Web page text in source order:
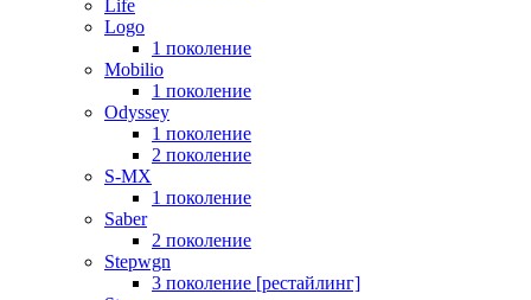
Life
Logo
1 поколение
Mobilio
1 поколение
Odyssey
1 поколение
2 поколение
S-MX
1 поколение
Saber
2 поколение
Stepwgn
3 поколение [рестайлинг]